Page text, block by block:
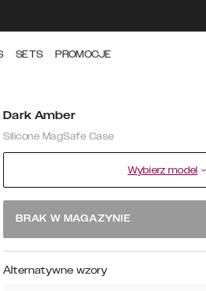
SETS PROMOCJE
Dark Amber
Silicone MagSafe Case
Wybierz model
BRAK W MAGAZYNIE
Alternatywne wzory